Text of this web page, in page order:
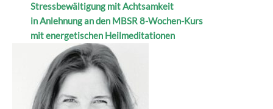
Stressbewältigung mit Achtsamkeit
in Anlehnung an den MBSR 8-Wochen-Kurs
mit energetischen Heilmeditationen